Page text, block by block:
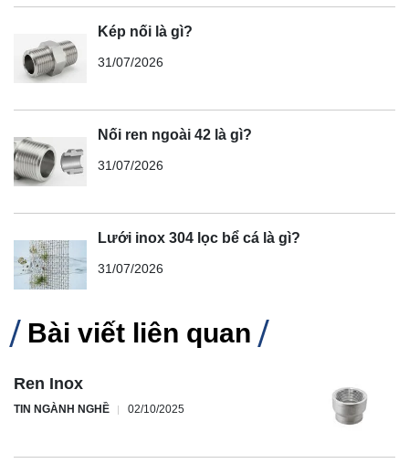
Kép nối là gì?
31/07/2026
Nối ren ngoài 42 là gì?
31/07/2026
Lưới inox 304 lọc bể cá là gì?
31/07/2026
Bài viết liên quan
Ren Inox
TIN NGÀNH NGHỀ 02/10/2025